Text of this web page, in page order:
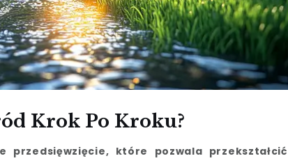
Krok Po Kroku?
które pozwala przekształcić